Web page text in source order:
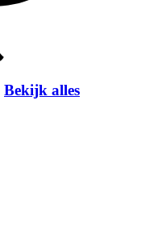
Bekijk alles